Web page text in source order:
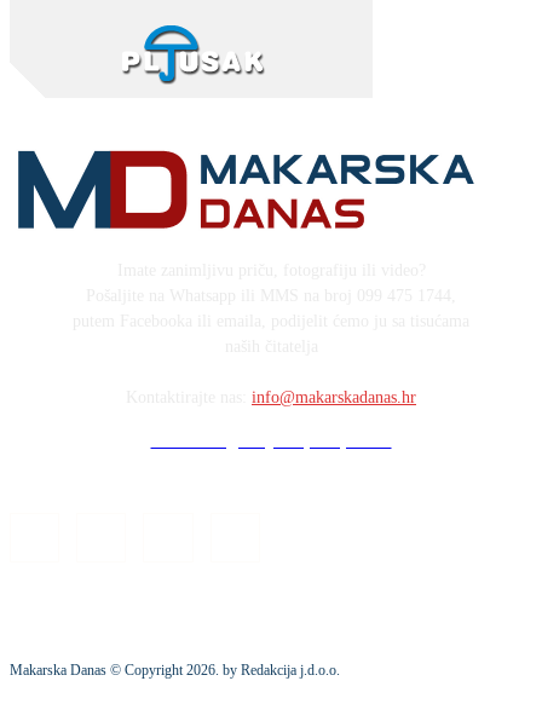
info@makarskadanas.hr
Makarska Danas © Copyright2026. by Redakcija j.d.o.o.